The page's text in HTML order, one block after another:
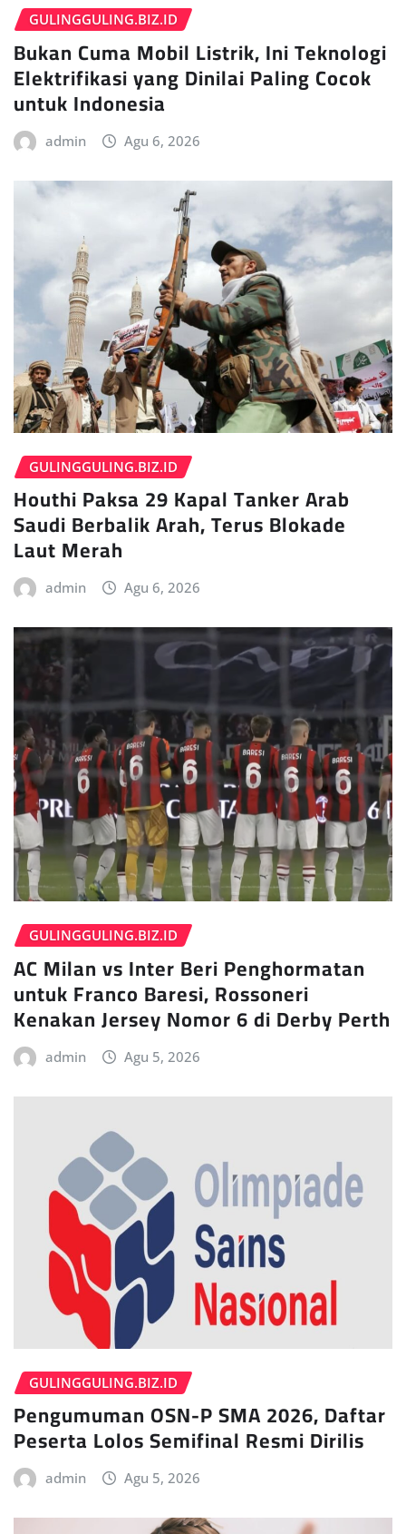
GULINGGULING.BIZ.ID
Bukan Cuma Mobil Listrik, Ini Teknologi
Elektrifikasi yang Dinilai Paling Cocok
untuk Indonesia
admin Agu 6, 2026
GULINGGULING.BIZ.ID
Houthi Paksa 29 Kapal Tanker Arab
Saudi Berbalik Arah, Terus Blokade
Laut Merah
admin Agu 6, 2026
GULINGGULING.BIZ.ID
AC Milan vs Inter Beri Penghormatan
untuk Franco Baresi, Rossoneri
Kenakan Jersey Nomor 6 di Derby Perth
admin Agu 5, 2026
GULINGGULING.BIZ.ID
Pengumuman OSN-P SMA 2026, Daftar
Peserta Lolos Semifinal Resmi Dirilis
admin Agu 5, 2026